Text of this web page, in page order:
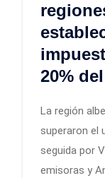
20%
La región
superaron el
seguida por
emisoras y